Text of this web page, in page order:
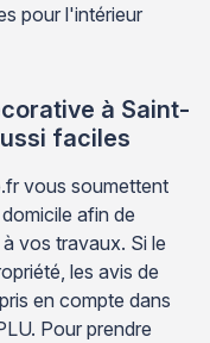
pour l'intérieur
à Saint-
faciles
vous soumettent
afin de
vos travaux. Si le
les avis de
en compte dans
Pour prendre